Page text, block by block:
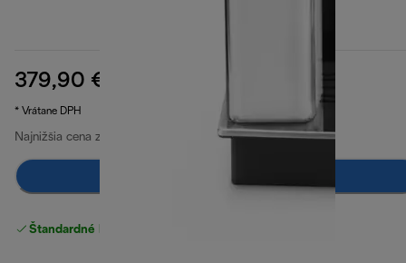
379,90 €
* Vrátane DPH
Najnižšia cena za posledných 30 dní 379,90 €
Štandardné bezplatné doručenie